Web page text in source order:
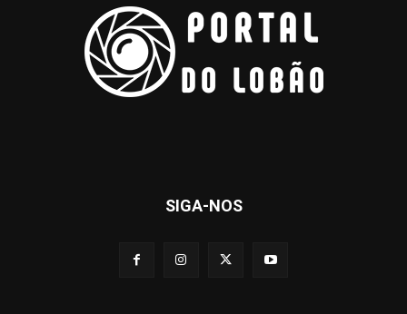
SIGA-NOS